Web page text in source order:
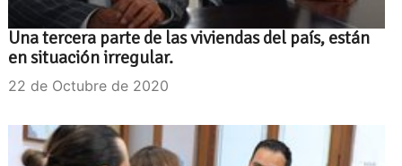
Una tercera parte de las viviendas del país, están
en situación irregular.
22 de Octubre de 2020